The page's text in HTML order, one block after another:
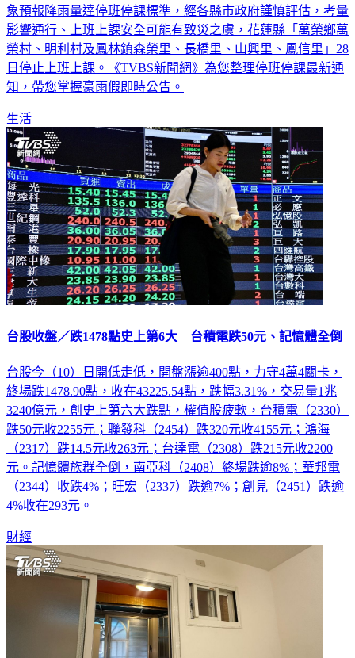
象預報降雨量達停班停課標準，經各縣市政府謹慎評估，考量
影響通行、上班上課安全可能有致災之虞，花蓮縣「萬榮鄉萬
榮村、明利村及鳳林鎮森榮里、長橋里、山興里、鳳信里」28
日停止上班上課。《TVBS新聞網》為您整理停班停課最新通
知，帶您掌握豪雨假即時公告。
生活
台股收盤／跌1478點史上第6大 台積電跌50元、記憶體全倒
台股今（10）日開低走低，開盤漲逾400點，力守4萬4關卡，
終場跌1478.90點，收在43225.54點，跌幅3.31%，交易量1兆
3240億元，創史上第六大跌點，權值股疲軟，台積電（2330）
跌50元收2255元；聯發科（2454）跌320元收4155元；鴻海
（2317）跌14.5元收263元；台達電（2308）跌215元收2200
元。記憶體族群全倒，南亞科（2408）終場跌逾8%；華邦電
（2344）收跌4%；旺宏（2337）跌逾7%；創見（2451）跌逾
4%收在293元。
財經